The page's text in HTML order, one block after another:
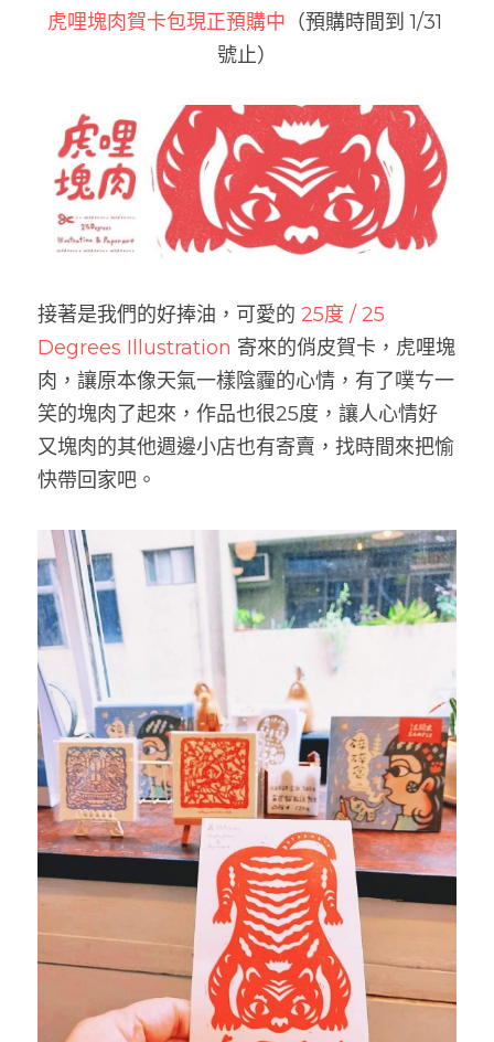
虎哩塊肉賀卡包現正預購中 （預購時間到 1/31
號止）
接著是我們的好捧油，可愛的 25度 / 25
Degrees Illustration 寄來的俏皮賀卡，虎哩塊
肉，讓原本像天氣一樣陰霾的心情，有了噗ㄘ一
笑的塊肉了起來，作品也很25度，讓人心情好
又塊肉的其他週邊小店也有寄賣，找時間來把愉
快帶回家吧。